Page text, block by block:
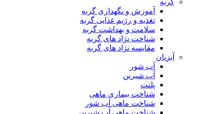
آموزش و نگهداری گربه
تغذیه و رژیم غذایی گربه
سلامت و بهداشت گربه
شناخت نژاد های گربه
مقایسه نژاد های گربه
آبزیان
آب شور
آب شیرین
پلنت
شناخت بیماری ماهی
شناخت ماهی آب شور
شناخت ماهی آب شیرین